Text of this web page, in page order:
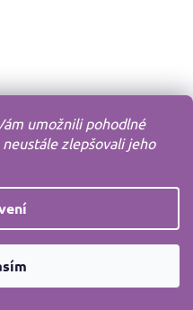
umožnili pohodlné
zlepšovali jeho